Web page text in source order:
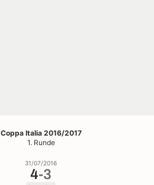
Coppa Italia 2016/2017
1. Runde
31/07/2016
4-3